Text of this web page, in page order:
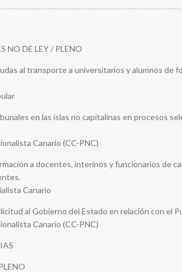
NO DE LEY / PLENO
al transporte a universitarios y alumnos de
en las islas no capitalinas en procesos
Canario (CC-PNC)
a docentes, interinos y funcionarios de
Canario
al Gobierno del Estado en relación con el
Canario (CC-PNC)